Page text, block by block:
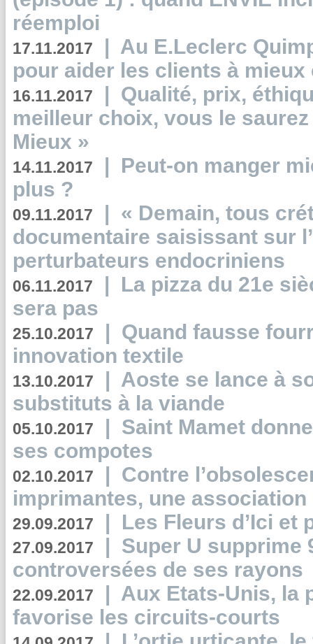
réemploi
17.11.2017 | Au E.Leclerc
pour aider les clients à
16.11.2017 | Qualité, prix,
meilleur choix, vous le
Mieux »
14.11.2017 | Peut-on manger
plus ?
09.11.2017 | « Demain, tous
documentaire saisissant sur
perturbateurs endocriniens
06.11.2017 | La pizza du 21e
sera pas
25.10.2017 | Quand fausse
innovation textile
13.10.2017 | Aoste se lance à
substituts à la viande
05.10.2017 | Saint Mamet
ses compotes
02.10.2017 | Contre
imprimantes, une
29.09.2017 | Les Fleurs d’Ici et
27.09.2017 | Super U supprime
controversées de ses rayons
22.09.2017 | Aux Etats-Unis, la
favorise les circuits-courts